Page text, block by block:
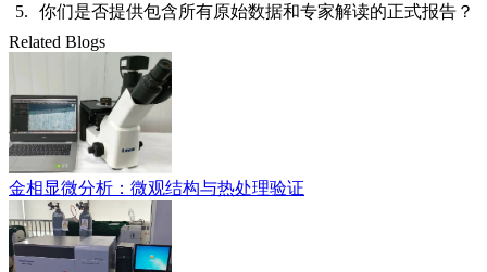
你们是否提供包含所有原始数据和专家解读的正式报告？
Related Blogs
金相显微分析：微观结构与热处理验证